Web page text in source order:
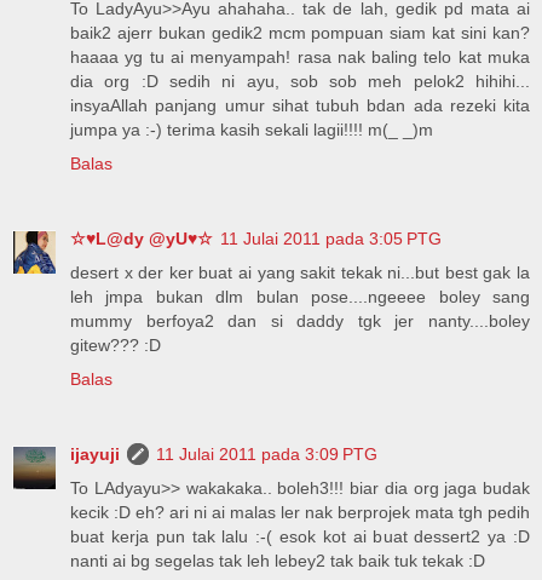
To LadyAyu>>Ayu ahahaha.. tak de lah, gedik pd mata ai
baik2 ajerr bukan gedik2 mcm pompuan siam kat sini kan?
haaaa yg tu ai menyampah! rasa nak baling telo kat muka
dia org :D sedih ni ayu, sob sob meh pelok2 hihihi...
insyaAllah panjang umur sihat tubuh bdan ada rezeki kita
jumpa ya :-) terima kasih sekali lagii!!!! m(_ _)m
Balas
☆♥L@dy @yU♥☆ 11 Julai 2011 pada 3:05 PTG
desert x der ker buat ai yang sakit tekak ni...but best gak la
leh jmpa bukan dlm bulan pose....ngeeee boley sang
mummy berfoya2 dan si daddy tgk jer nanty....boley
gitew??? :D
Balas
ijayuji
11 Julai 2011 pada 3:09 PTG
To LAdyayu>> wakakaka.. boleh3!!! biar dia org jaga budak
kecik :D eh? ari ni ai malas ler nak berprojek mata tgh pedih
buat kerja pun tak lalu :-( esok kot ai buat dessert2 ya :D
nanti ai bg segelas tak leh lebey2 tak baik tuk tekak :D